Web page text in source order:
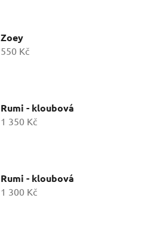
Zoey
550 Kč
Rumi - kloubová
1 350 Kč
Rumi - kloubová
1 300 Kč